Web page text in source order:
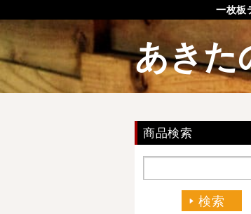
一枚板
あきた
商品検索